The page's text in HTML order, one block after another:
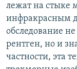
лежат на стыке
инфракрасным
обследование
рентген, но и
частности, эта